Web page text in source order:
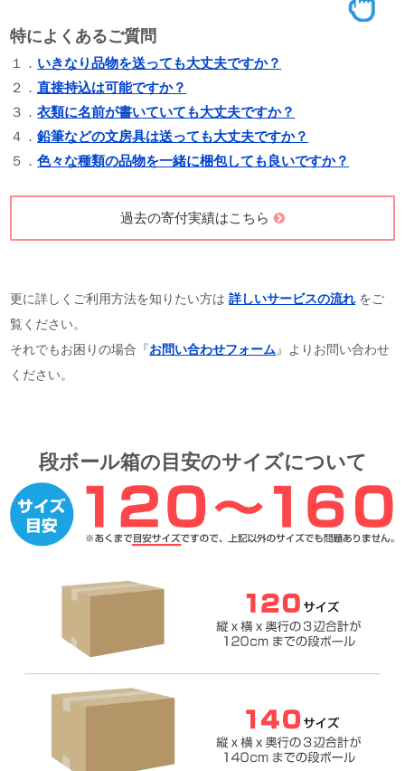
特によくあるご質問
１． いきなり品物を送っても大丈夫ですか？
２．直接持込は可能ですか？
３．衣類に名前が書いていても大丈夫ですか？
４．鉛筆などの文房具は送っても大丈夫ですか？
５．色々な種類の品物を一緒に梱包しても良いですか？
過去の寄付実績はこちら
更に詳しくご利用方法を知りたい方は詳しいサービスの流れ をご
覧ください。
それでもお困りの場合『お問い合わせフォーム 』よりお問い合わせ
ください。
段ボール箱の目安のサイズについて